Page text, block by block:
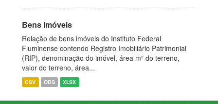
Bens Imóveis
Relação de bens imóveis do Instituto Federal
Fluminense contendo Registro Imobiliário Patrimonial
(RIP), denominação do imóvel, área m² do terreno,
valor do terreno, área...
CSV ODS XLSX